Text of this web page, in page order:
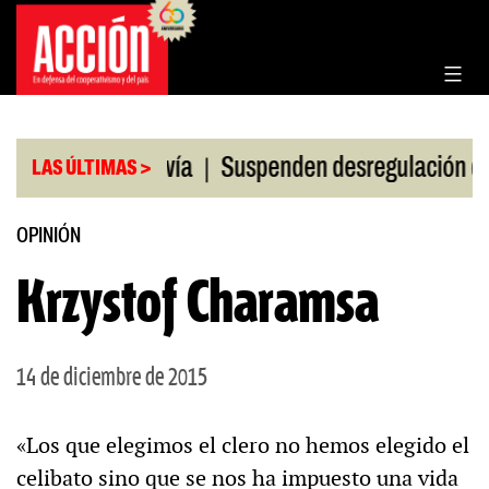
Saltar
contenido
LAS ÚLTIMAS >
en la Hidrovía | Suspenden desregulación del
OPINIÓN
Krzystof Charamsa
14 de diciembre de 2015
«Los que elegimos el clero no hemos elegido el
celibato sino que se nos ha impuesto una vida